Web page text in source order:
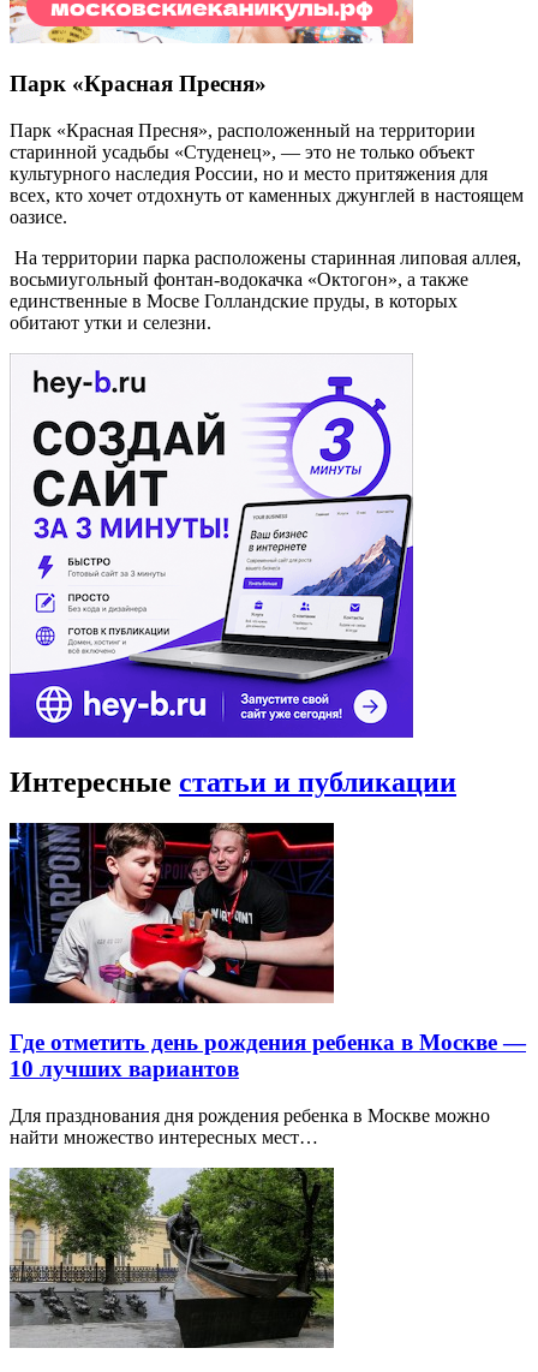
Парк «Красная Пресня»
Парк «Красная Пресня», расположенный на территории
старинной усадьбы «Студенец», — это не только объект
культурного наследия России, но и место притяжения для
всех, кто хочет отдохнуть от каменных джунглей в настоящем
оазисе.
На территории парка расположены старинная липовая аллея,
восьмиугольный фонтан-водокачка «Октогон», а также
единственные в Мосве Голландские пруды, в которых
обитают утки и селезни.
Интересные статьи и публикации
Где отметить день рождения ребенка в Москве —
10 лучших вариантов
Для празднования дня рождения ребенка в Москве можно
найти множество интересных мест…